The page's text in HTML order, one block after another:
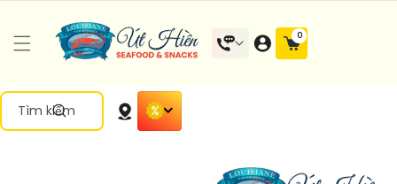
Dung
Tìm kiếm
0
0 mặt
hàng